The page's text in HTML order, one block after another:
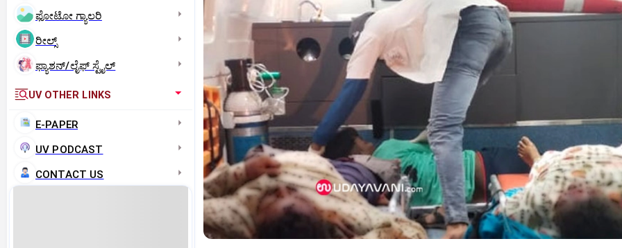
ಫೋಟೋ ಗ್ಯಾಲರಿ
ರೀಲ್ಸ್
ಫ್ಯಾಶನ್/ಲೈಫ್‌ ಸ್ಟೈಲ್
UV OTHER LINKS
E-PAPER
UV PODCAST
CONTACT US